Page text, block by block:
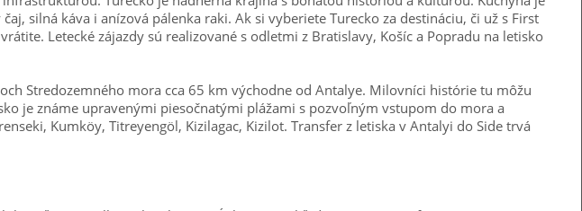
silná káva i anízová pálenka raki. Ak si vyberiete Turecko za destináciu, či už s First
Letecké zá­jazdy sú realizované s odletmi z Bratislavy, Košíc a Popradu na letisko
Stredozemného mora cca 65 km východne od Antalye. Milovníci histórie tu môžu
je známe upravenými piesočnatými pláža­mi s pozvoľným vstupom do mora a
Kumköy, Titreyengöl, Kizilagac, Kizilot. Transfer z le­tiska v Antalyi do Side trvá